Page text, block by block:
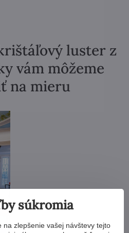
luster z
vám môžeme
na mieru
súkromia
zlepšenie vašej návštevy tejto